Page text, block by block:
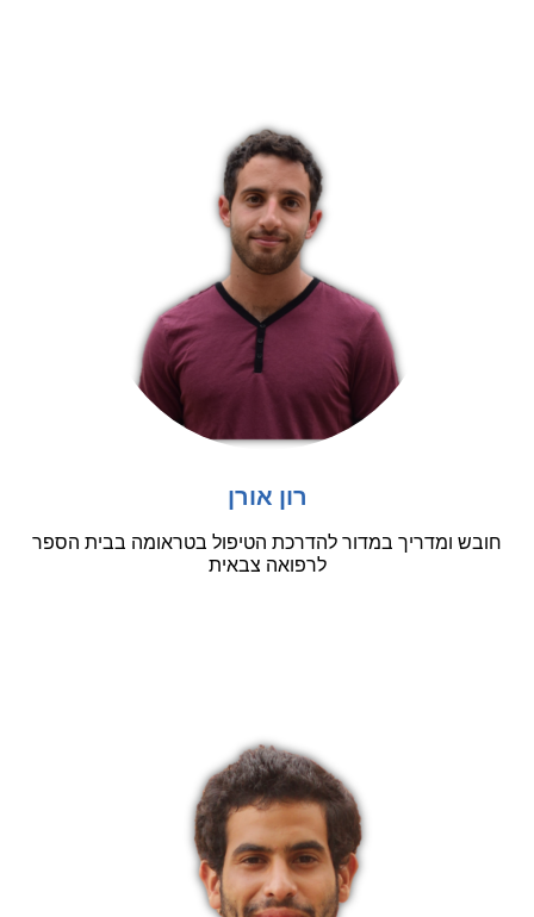
רון אורן
חובש ומדריך במדור להדרכת הטיפול בטראומה בבית הספר
לרפואה צבאית